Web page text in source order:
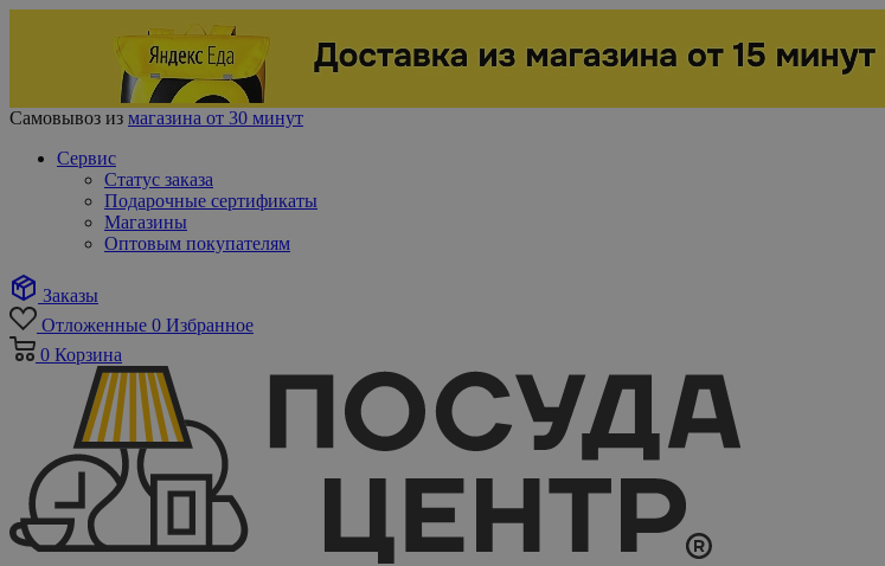
Самовывоз из магазина от 30 минут
Сервис
Статус заказа
Подарочные сертификаты
Магазины
Оптовым покупателям
Заказы
Отложенные 0 Избранное
0 Корзина